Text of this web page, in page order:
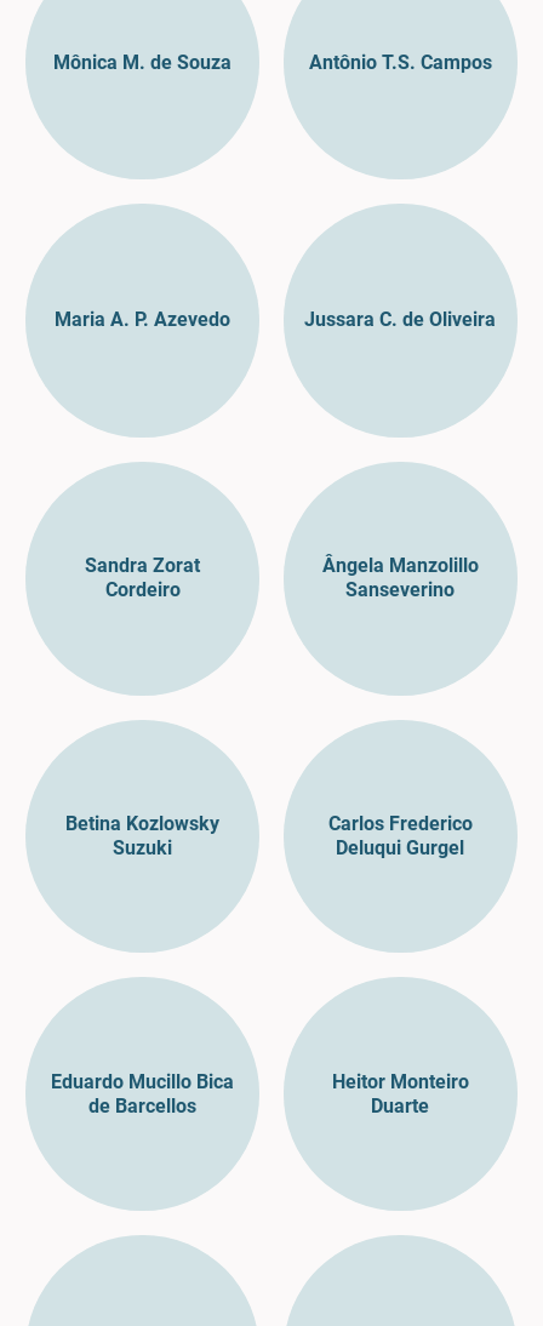
Mônica M. de Souza Antônio T.S. Campos
Maria A. P. Azevedo Jussara C. de Oliveira
Sandra Zorat
Cordeiro
Ângela Manzolillo
Sanseverino
Betina Kozlowsky
Suzuki
Carlos Frederico
Deluqui Gurgel
Eduardo Mucillo Bica
de Barcellos
Heitor Monteiro
Duarte